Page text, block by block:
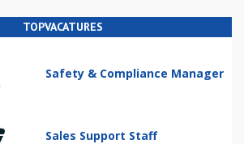
TOPVACATURES
Safety & Compliance Manager
Sales Support Staff